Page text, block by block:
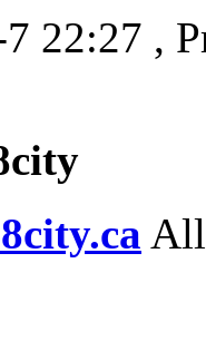
22:27 ,